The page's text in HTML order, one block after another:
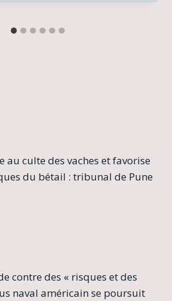
au culte des vaches et favorise
du bétail : tribunal de Pune
contre des « risques et des
naval américain se poursuit